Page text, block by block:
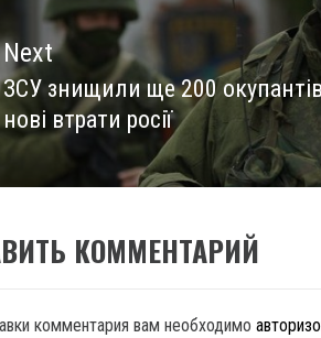
Next
Next
post:
ЗСУ знищили ще 200 окупантів
нові втрати росії
КОММЕНТАРИЙ
комментария вам необходимо